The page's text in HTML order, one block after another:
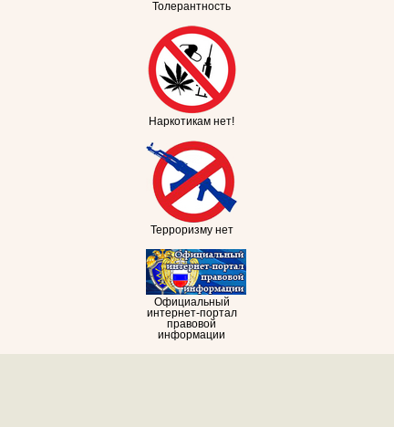
Толерантность
Наркотикам нет!
Терроризму нет
Официальный
интернет-портал
правовой
информации